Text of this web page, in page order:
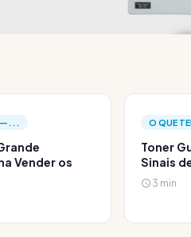
—...
Vender os
O QUE
Toner
Sinais
3 min